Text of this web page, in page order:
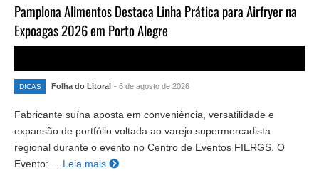
Pamplona Alimentos Destaca Linha Prática para Airfryer na
Expoagas 2026 em Porto Alegre
DICAS Folha do Litoral - 6 de agosto de 2026
Fabricante suína aposta em conveniência, versatilidade e
expansão de portfólio voltada ao varejo supermercadista
regional durante o evento no Centro de Eventos FIERGS. O
Evento: ...
Leia mais